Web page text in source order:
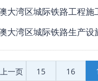
大湾区城际铁路工程
大湾区城际铁路生产
上一页 15 16